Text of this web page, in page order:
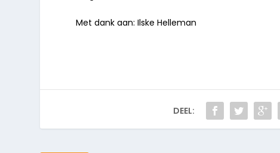
Met dank aan: Ilske Helleman
DEEL: